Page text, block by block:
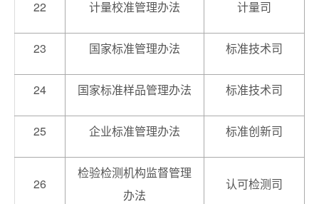
22 计量校准管理办法 计量司
23 国家标准管理办法 标准技术司
24 国家标准样品管理办法 标准技术司
25 企业标准管理办法 标准创新司
26
检验检测机构监督管理
办法
认可检测司